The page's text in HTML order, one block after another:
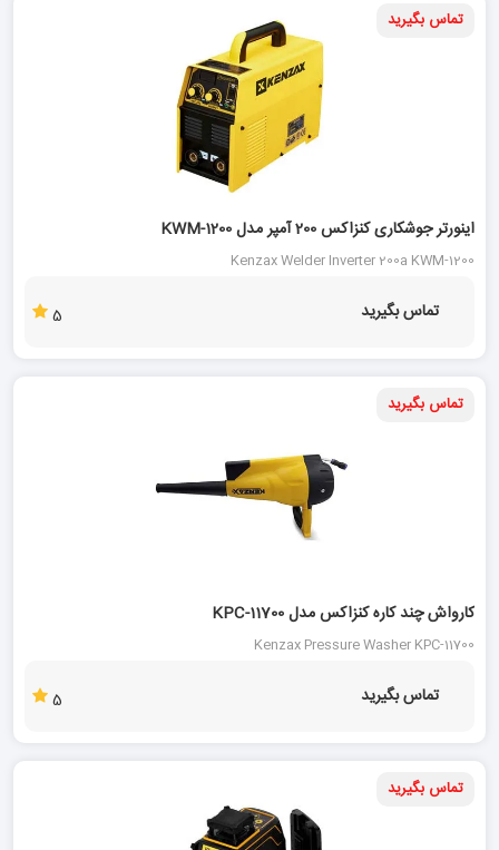
تماس بگیرید
اینورتر جوشکاری کنزاکس 200 آمپر مدل KWM-1200
Kenzax Welder Inverter 200a KWM-1200
تماس بگیرید 5
تماس بگیرید
کارواش چند کاره کنزاکس مدل KPC-11700
Kenzax Pressure Washer KPC-11700
تماس بگیرید 5
تماس بگیرید